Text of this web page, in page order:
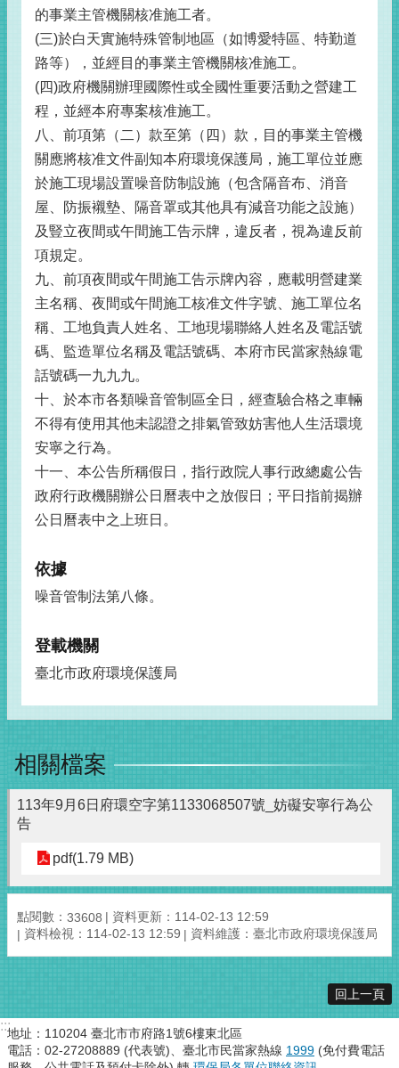
的事業主管機關核准施工者。
(三)於白天實施特殊管制地區（如博愛特區、特勤道
路等），並經目的事業主管機關核准施工。
(四)政府機關辦理國際性或全國性重要活動之營建工
程，並經本府專案核准施工。
八、前項第（二）款至第（四）款，目的事業主管機
關應將核准文件副知本府環境保護局，施工單位並應
於施工現場設置噪音防制設施（包含隔音布、消音
屋、防振襯墊、隔音罩或其他具有減音功能之設施）
及豎立夜間或午間施工告示牌，違反者，視為違反前
項規定。
九、前項夜間或午間施工告示牌內容，應載明營建業
主名稱、夜間或午間施工核准文件字號、施工單位名
稱、工地負責人姓名、工地現場聯絡人姓名及電話號
碼、監造單位名稱及電話號碼、本府市民當家熱線電
話號碼一九九九。
十、於本市各類噪音管制區全日，經查驗合格之車輛
不得有使用其他未認證之排氣管致妨害他人生活環境
安寧之行為。
十一、本公告所稱假日，指行政院人事行政總處公告
政府行政機關辦公日曆表中之放假日；平日指前揭辦
公日曆表中之上班日。
依據
噪音管制法第八條。
登載機關
臺北市政府環境保護局
相關檔案
113年9月6日府環空字第1133068507號_妨礙安寧行為公
告
pdf(1.79 MB)
點閱數： 33608
資料更新：114-02-13 12:59
資料檢視：114-02-13 12:59
資料維護：臺北市政府環境保護局
回上一頁
:::地址：110204 臺北市市府路1號6樓東北區
電話：02-27208889 (代表號)、臺北市民當家熱線 1999 (免付費電話